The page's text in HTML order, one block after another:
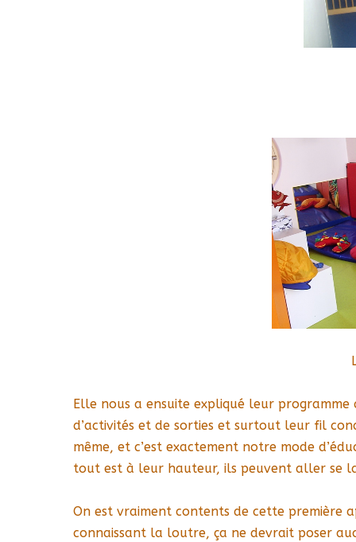
Elle nous a ensuite expliqué leur
d’activités et de sorties et surtout leur fil
même, et c’est exactement notre mode
tout est à leur hauteur, ils peuvent aller se
On est vraiment contents de cette première
connaissant la loutre, ça ne devrait poser